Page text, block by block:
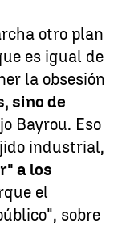
otro plan
es igual de
la obsesión
sino de
Bayrou. Eso
industrial,
a los
el
sobre